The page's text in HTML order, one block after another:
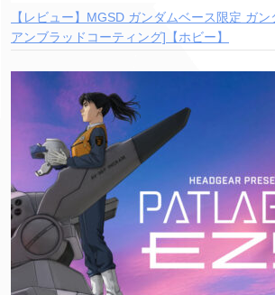
【レビュー】MGSD ガンダムベース限定 ガ
アンブラッドコーティング]【ホビー】